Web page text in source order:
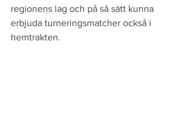
regionens lag och på så sätt kunna
erbjuda turneringsmatcher också i
hemtrakten.